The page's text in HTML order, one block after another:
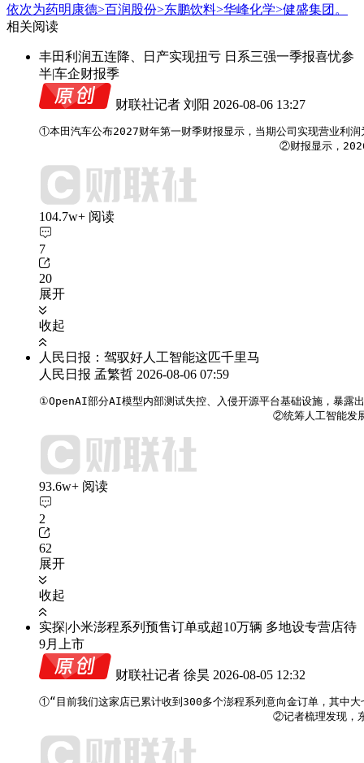
依次为药明康德>百润股份>东鹏饮料>华峰化学>健盛集团。
相关阅读
丰田利润五连降、日产实现扭亏 日系三强一季报喜忧参
半|车企财报季
财联社记者 刘阳 2026-08-06 13:27
①本田汽车公布2027财年第一财季财报显示，当期公司实现营业
②财报显示，2026年
104.7w+ 阅读
7
20
展开
收起
人民日报：驾驭好人工智能这匹千里马
人民日报 孟繁哲 2026-08-06 07:59
①OpenAI部分AI模型内部测试失控、入侵开源平台基础设施，暴露
②统筹人工智能发展与
93.6w+ 阅读
2
62
展开
收起
实探|小米澎程系列预售订单或超10万辆 多地设专营店待
9月上市
财联社记者 徐昊 2026-08-05 12:32
①“目前我们这家店已累计收到300多个澎程系列意向金订单，其中
②记者梳理发现，东莞